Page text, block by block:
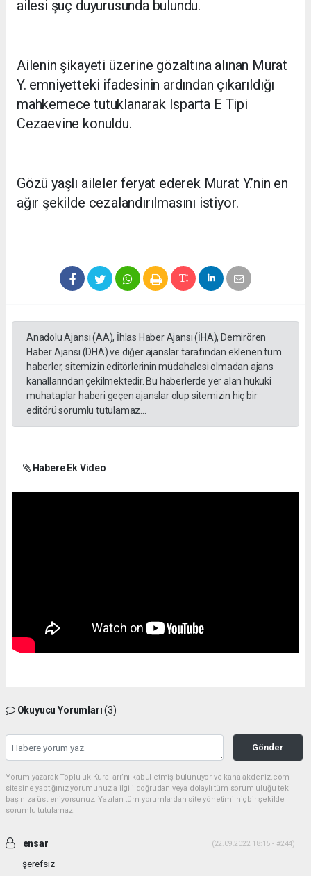
ailesi şuç duyurusunda bulundu.
Ailenin şikayeti üzerine gözaltına alınan Murat
Y. emniyetteki ifadesinin ardından çıkarıldığı
mahkemece tutuklanarak Isparta E Tipi
Cezaevine konuldu.
Gözü yaşlı aileler feryat ederek Murat Y.’nin en
ağır şekilde cezalandırılmasını istiyor.
Anadolu Ajansı (AA), İhlas Haber Ajansı (İHA), Demirören
Haber Ajansı (DHA) ve diğer ajanslar tarafından eklenen tüm
haberler, sitemizin editörlerinin müdahalesi olmadan ajans
kanallarından çekilmektedir. Bu haberlerde yer alan hukuki
muhataplar haberi geçen ajanslar olup sitemizin hiç bir
editörü sorumlu tutulamaz...
Habere Ek Video
Okuyucu Yorumları(3)
Gönder
Yorum yazarak Topluluk Kuralları’nı kabul etmiş bulunuyor ve kanalakdeniz.com
sitesine yaptığınız yorumunuzla ilgili doğrudan veya dolaylı tüm sorumluluğu tek
başınıza üstleniyorsunuz. Yazılan tüm yorumlardan site yönetimi hiçbir şekilde
sorumlu tutulamaz.
ensar (22.09.2022 18:15 - #244)
şerefsiz